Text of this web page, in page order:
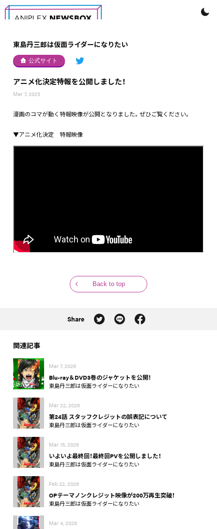
東島丹三郎は仮面ライダーになりたい
公式サイト
アニメ化決定特報を公開しました！
Mar 7, 2025
漫画のコマが動く特報映像が公開となりました。ぜひご覧ください。
▼アニメ化決定 特報映像
Back to top
Share
関連記事
Mar 7, 2026
Blu-ray＆DVD3巻のジャケットを公開！
東島丹三郎は仮面ライダーになりたい
Mar 22, 2026
第24話 スタッフクレジットの誤表記について
東島丹三郎は仮面ライダーになりたい
Mar 15, 2026
いよいよ最終回！最終回PVを公開しました！
東島丹三郎は仮面ライダーになりたい
Feb 22, 2026
OPテーマノンクレジット映像が200万再生突破！
東島丹三郎は仮面ライダーになりたい
Mar 4, 2026